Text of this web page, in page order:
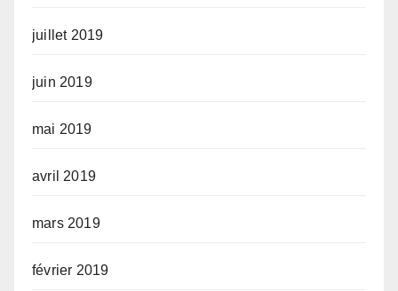
juillet 2019
juin 2019
mai 2019
avril 2019
mars 2019
février 2019